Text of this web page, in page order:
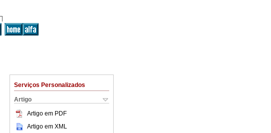
Serviços Personalizados
Artigo
Artigo em PDF
Artigo em XML